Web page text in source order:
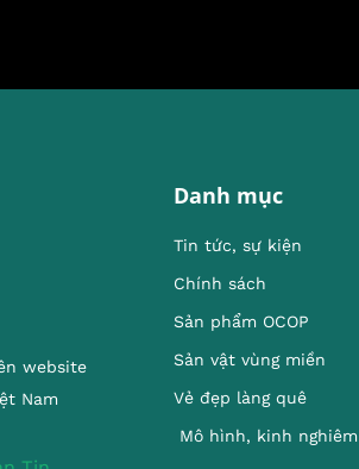
website
Nam
Danh mục
Tin tức, sự kiện
Chính sách
Sản phẩm OCOP
Sản vật vùng miền
Vẻ đẹp làng quê
Mô hình, kinh nghiêm